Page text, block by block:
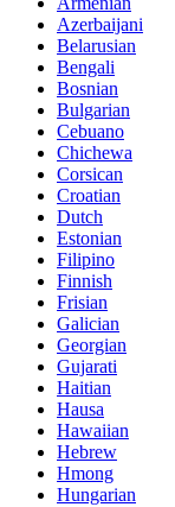
Azerbaijani
Belarusian
Bengali
Bosnian
Bulgarian
Cebuano
Chichewa
Corsican
Croatian
Dutch
Estonian
Filipino
Finnish
Frisian
Galician
Georgian
Gujarati
Haitian
Hausa
Hawaiian
Hebrew
Hmong
Hungarian